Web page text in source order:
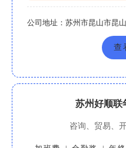
公司地址： 苏州市昆山市昆
查
苏州好顺联
咨询、贸易、